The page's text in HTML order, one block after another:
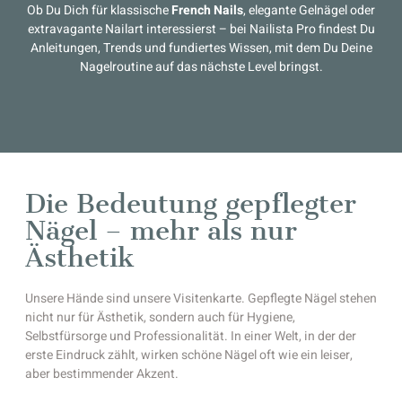
Ob Du Dich für klassischeFrench Nails, elegante Gelnägel oder
extravagante Nailart interessierst – bei Nailista Pro findest Du
Anleitungen, Trends und fundiertes Wissen, mit dem Du Deine
Nagelroutine auf das nächste Level bringst.
Die Bedeutung gepflegter
Nägel – mehr als nur
Ästhetik
Unsere Hände sind unsere Visitenkarte. Gepflegte Nägel stehen
nicht nur für Ästhetik, sondern auch für Hygiene,
Selbstfürsorge und Professionalität. In einer Welt, in der der
erste Eindruck zählt, wirken schöne Nägel oft wie ein leiser,
aber bestimmender Akzent.